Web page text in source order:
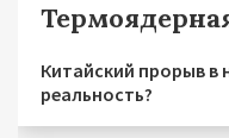
Китайский прорыв в
реальность?